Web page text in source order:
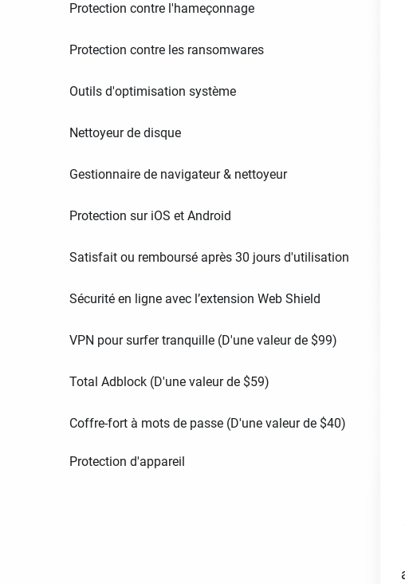
Protection contre l'hameçonnage
Protection contre les ransomwares
Outils d'optimisation système
Nettoyeur de disque
Gestionnaire de navigateur & nettoyeur
Protection sur iOS et Android
Satisfait ou remboursé après 30 jours d'utilisation
Sécurité en ligne avec l’extension Web Shield
VPN pour surfer tranquille (D'une valeur de $99)
Total Adblock (D'une valeur de $59)
Coffre-fort à mots de passe (D'une valeur de $40)
Protection d'appareil